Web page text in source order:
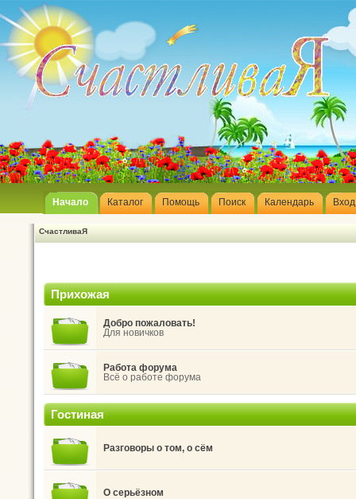
Начало Каталог Помощь Поиск Календарь Вход
СчастливаЯ
Прихожая
Добро пожаловать!
Для новичков
Работа форума
Всё о работе форума
Гостиная
Разговоры о том, о сём
О серьёзном